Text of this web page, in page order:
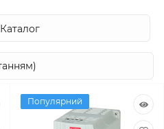
Каталог
Популярний